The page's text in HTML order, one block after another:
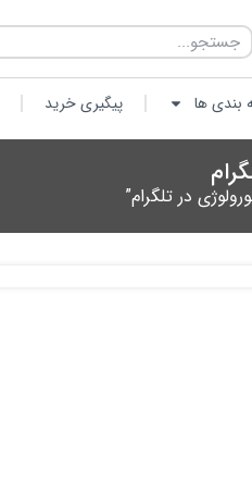
بندی ها پیگیری خرید
در تلگرام”